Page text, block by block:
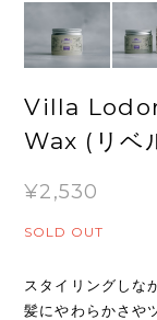
Villa
Wax (リベ
¥2,530
SOLD OUT
スタイリングしな
髪にやわらかさや